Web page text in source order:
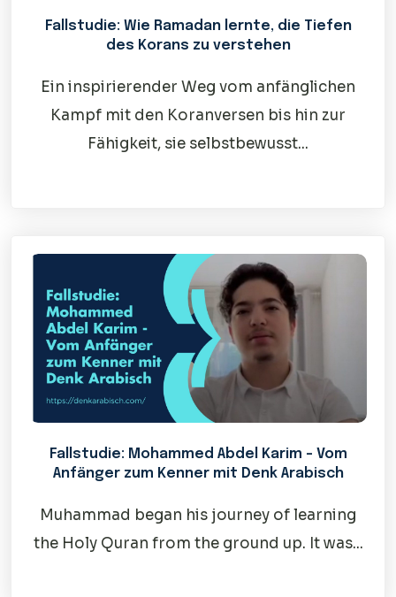
Fallstudie: Wie Ramadan lernte, die Tiefen
des Korans zu verstehen
Ein inspirierender Weg vom anfänglichen
Kampf mit den Koranversen bis hin zur
Fähigkeit, sie selbstbewusst...
Fallstudie: Mohammed Abdel Karim – Vom
Anfänger zum Kenner mit Denk Arabisch
Muhammad began his journey of learning
the Holy Quran from the ground up. It was...